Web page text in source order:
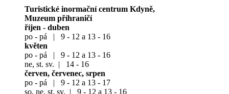
Turistické inormační centrum Kdyně,
Muzeum příhraničí
říjen - duben
po - pá | 9 - 12 a 13 - 16
květen
po - pá | 9 - 12 a 13 - 16
ne, st. sv. | 14 - 16
červen, červenec, srpen
po - pá | 9 - 12 a 13 - 17
so, ne, st. sv. | 9 - 12 a 13 - 16